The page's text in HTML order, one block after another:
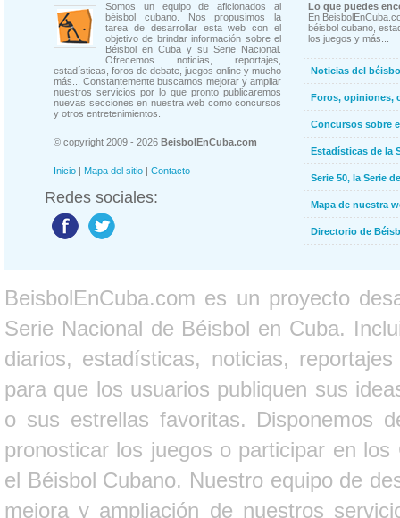
Somos un equipo de aficionados al
béisbol cubano. Nos propusimos la
tarea de desarrollar esta web con el
objetivo de brindar información sobre el
Béisbol en Cuba y su Serie Nacional.
Ofrecemos noticias, reportajes,
estadísticas, foros de debate, juegos online y mucho
más... Constantemente buscamos mejorar y ampliar
nuestros servicios por lo que pronto publicaremos
nuevas secciones en nuestra web como concursos
y otros entretenimientos.
© copyright 2009 - 2026 BeisbolEnCuba.com
Inicio | Mapa del sitio | Contacto
Redes sociales:
Lo que puedes
En
béisbol cubano,
los juegos y más...
Noticias del
Foros, opiniones,
Concursos sobre
Estadísticas de la
Serie 50, la Serie
Mapa de nuestra
Directorio de
BeisbolEnCuba.com es un proyecto
Serie Nacional de Béisbol en Cuba.
diarios, estadísticas, noticias,
para que los usuarios publiquen sus
o sus estrellas favoritas. Disponemos
pronosticar los juegos o participar en
el Béisbol Cubano. Nuestro equipo de
mejora y ampliación de nuestros